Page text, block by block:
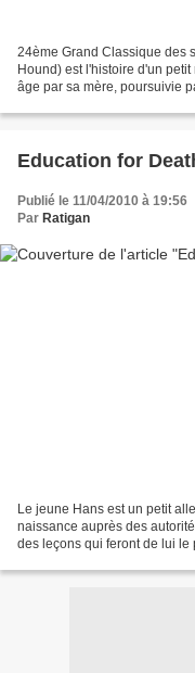
24ème Grand Classique des
Hound) est l'histoire d'un
âge par sa mère, poursuivie
Education for
Publié le 11/04/2010 à 19:56
Par Ratigan
Le jeune Hans est un petit
naissance auprès des
des leçons qui feront de lui